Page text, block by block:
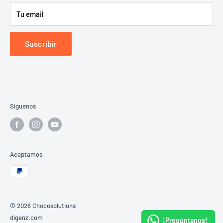
Utensilios
Precio Mayoreo
Tu email
Suscribir
Síguenos
Aceptamos
© 2026 Chocosolutions
digenz.com
¡Pregúntanos!